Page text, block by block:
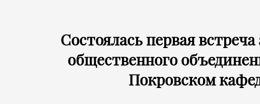
Состоялась первая
общественного
Покровском